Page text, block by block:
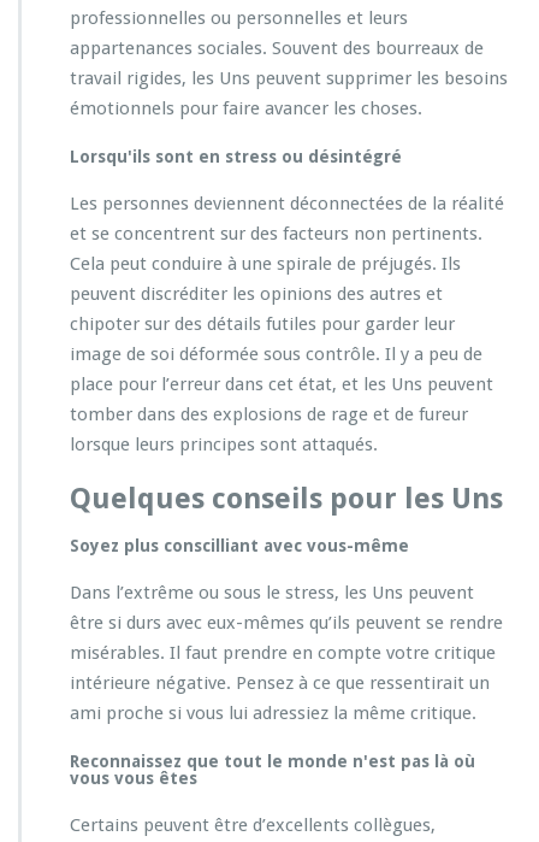
professionnelles ou personnelles et leurs
appartenances sociales. Souvent des bourreaux de
travail rigides, les Uns peuvent supprimer les besoins
émotionnels pour faire avancer les choses.
Lorsqu'ils sont en stress ou désintégré
Les personnes deviennent déconnectées de la réalité
et se concentrent sur des facteurs non pertinents.
Cela peut conduire à une spirale de préjugés. Ils
peuvent discréditer les opinions des autres et
chipoter sur des détails futiles pour garder leur
image de soi déformée sous contrôle. Il y a peu de
place pour l’erreur dans cet état, et les Uns peuvent
tomber dans des explosions de rage et de fureur
lorsque leurs principes sont attaqués.
Quelques conseils pour les Uns
Soyez plus conscilliant avec vous-même
Dans l’extrême ou sous le stress, les Uns peuvent
être si durs avec eux-mêmes qu’ils peuvent se rendre
misérables. Il faut prendre en compte votre critique
intérieure négative. Pensez à ce que ressentirait un
ami proche si vous lui adressiez la même critique.
Reconnaissez que tout le monde n'est pas là où
vous vous êtes
Certains peuvent être d’excellents collègues,